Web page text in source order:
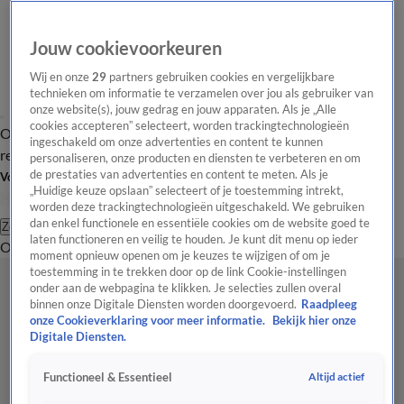
Overzicht Laatste nieuws Regionieuws Het beste van Hart
Tip de
redactie
Volg Hart van Nederland
Zoeken
OverzichtRegioUitzendingenWeerTip de redactiePanelVideo's
Jouw cookievoorkeuren
Wij en onze29 partners gebruiken cookies en vergelijkbare
technieken om informatie te verzamelen over jou als gebruiker van
onze website(s), jouw gedrag en jouw apparaten. Als je „Alle
cookies accepteren” selecteert, worden trackingtechnologieën
ingeschakeld om onze advertenties en content te kunnen
personaliseren, onze producten en diensten te verbeteren en om
de prestaties van advertenties en content te meten. Als je
„Huidige keuze opslaan” selecteert of je toestemming intrekt,
worden deze trackingtechnologieën uitgeschakeld. We gebruiken
dan enkel functionele en essentiële cookies om de website goed te
laten functioneren en veilig te houden. Je kunt dit menu op ieder
moment opnieuw openen om je keuzes te wijzigen of om je
toestemming in te trekken door op de link Cookie-instellingen
onder aan de webpagina te klikken. Je selecties zullen overal
binnen onze Digitale Diensten worden doorgevoerd. Raadpleeg
onze Cookieverklaring voor meer informatie.
Bekijk hier onze
Digitale Diensten.
Functioneel & Essentieel Altijd actief